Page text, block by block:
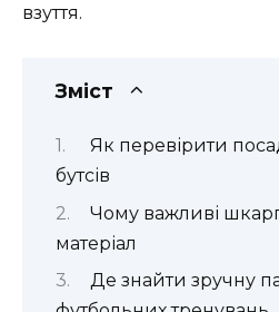
взуття.
Зміст
Як перевірити
бутсів
Чому важливі
матеріал
Де знайти зручну